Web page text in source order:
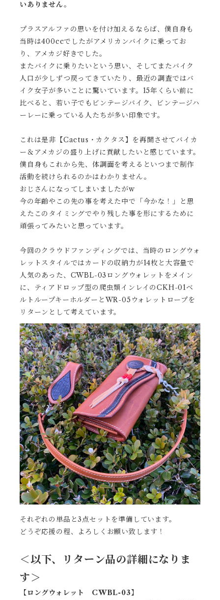
いありません。
プラスアルファの思いを付け加えるならば、僕自身も
当時は400ccでしたがアメリカンバイクに乗ってお
り、アメカジ好きでした。
またバイクに乗りたいという思い、そしてまたバイク
人口が少しずつ戻ってきていたり、最近の調査ではバ
イク女子が多いことに驚いています。15年くらい前に
比べると、若い子でもビンテージバイク、ビンテージハ
ーレーに乗っている人たちが多い印象です。
これは是非【Cactus・カクタス】を再開させてバイカ
ー＆アメカジの盛り上げに貢献したいと感じています。
僕自身もこれから先、体調面を考えるといつまで制作
活動を続けられるのかはわかりません。
おじさんになってしまいましたがw
今の年齢やこの先の事を考えた中で「今かな！」と思
えたこのタイミングでやり残した事を形にするために
頑張ってみたいと思っています。
今回のクラウドファンディングでは、当時のロングウォ
レットスタイルではカードの収納力が14枚と大容量で
人気のあった、CWBL-03ロングウォレットをメイン
に、ティアドロップ型の爬虫類インレイのCKH-01ベ
ルトループキーホルダーとWR-05ウォレットロープを
リターンとして考えています。
それぞれの単品と3点セットを準備しています。
どうぞ応援の程、よろしくお願い致します！
＜以下、リターン品の詳細になりま
す＞
【ロングウォレット CWBL-03】